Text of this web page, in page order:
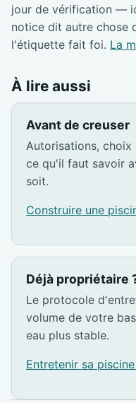
jour de vérification —
notice dit autre chose
l'étiquette fait foi. La
À lire aussi
Avant de creuser
Autorisations, choix
ce qu'il faut savoir
soit.
Construire une
Déjà propriétaire
Le protocole
volume de votre
eau plus stable.
Entretenir sa